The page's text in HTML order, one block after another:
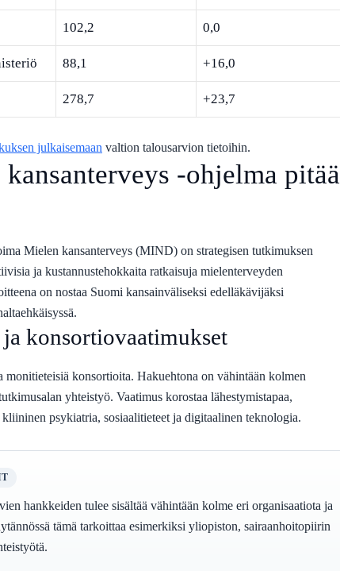
102,2 0,0
88,1 +16,0
278,7 +23,7
julkaisemaan valtion talousarvion tietoihin.
-ohjelma pitää
Mielen kansanterveys (MIND) on strategisen tutkimuksen
ja kustannustehokkaita ratkaisuja mielenterveyden
on nostaa Suomi kansainväliseksi edelläkävijäksi
konsortiovaatimukset
konsortioita. Hakuehtona on vähintään kolmen
yhteistyö. Vaatimus korostaa lähestymistapaa,
psykiatria, sosiaalitieteet ja digitaalinen teknologia.
hankkeiden tulee sisältää vähintään kolme eri organisaatiota ja
tämä tarkoittaa esimerkiksi yliopiston, sairaanhoitopiirin